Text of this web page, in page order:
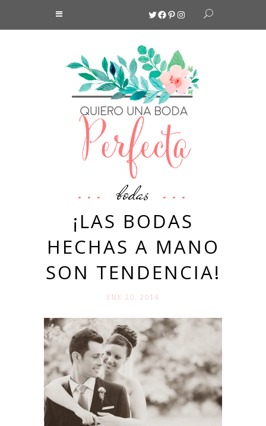
Twitter
Facebook
Pinterest
Instagram
bodas
¡LAS BODAS
HECHAS A MANO
SON TENDENCIA!
ENE 20. 2014